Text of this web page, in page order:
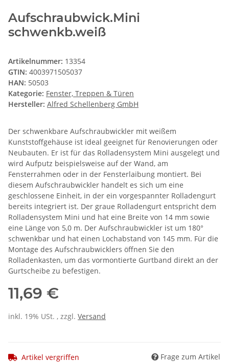
Aufschraubwick.Mini
schwenkb.weiß
Artikelnummer: 13354
GTIN: 4003971505037
HAN: 50503
Kategorie: Fenster, Treppen & Türen
Hersteller: Alfred Schellenberg GmbH
Der schwenkbare Aufschraubwickler mit weißem
Kunststoffgehäuse ist ideal geeignet für Renovierungen oder
Neubauten. Er ist für das Rolladensystem Mini ausgelegt und
wird Aufputz beispielsweise auf der Wand, am
Fensterrahmen oder in der Fensterlaibung montiert. Bei
diesem Aufschraubwickler handelt es sich um eine
geschlossene Einheit, in der ein vorgespannter Rolladengurt
bereits integriert ist. Der graue Rolladengurt entspricht dem
Rolladensystem Mini und hat eine Breite von 14 mm sowie
eine Länge von 5,0 m. Der Aufschraubwickler ist um 180°
schwenkbar und hat einen Lochabstand von 145 mm. Für die
Montage des Aufschraubwicklers öffnen Sie den
Rolladenkasten, um das vormontierte Gurtband direkt an der
Gurtscheibe zu befestigen.
11,69 €
inkl. 19% USt. , zzgl. Versand
Artikel vergriffen Frage zum Artikel